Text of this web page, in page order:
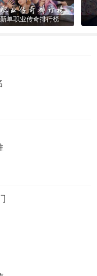
单职业传奇排行榜